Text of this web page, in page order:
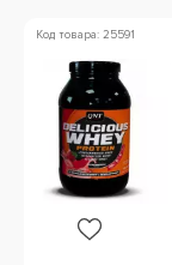
Код товара: 25591